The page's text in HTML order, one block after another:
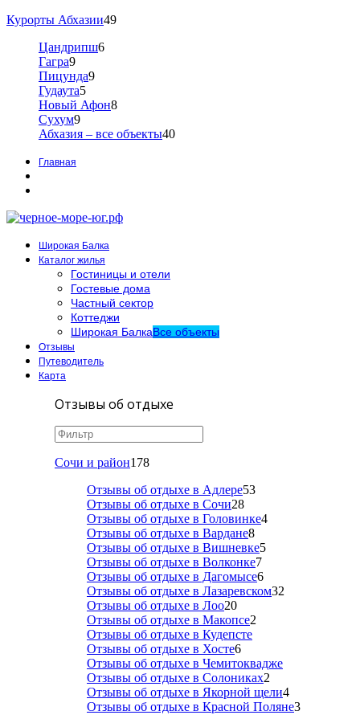
Курорты Абхазии49
Цандрипш6
Гагра9
Пицунда9
Гудаута5
Новый Афон8
Сухум9
Абхазия – все объекты40
Главная
Широкая Балка
Каталог жилья
Гостиницы и отели
Гостевые дома
Частный сектор
Коттеджи
Широкая БалкаВсе объекты
Отзывы
Путеводитель
Карта
Отзывы об отдыхе
Сочи и район178
Отзывы об отдыхе в Адлере53
Отзывы об отдыхе в Сочи28
Отзывы об отдыхе в Головинке4
Отзывы об отдыхе в Вардане8
Отзывы об отдыхе в Вишневке5
Отзывы об отдыхе в Волконке7
Отзывы об отдыхе в Дагомысе6
Отзывы об отдыхе в Лазаревском32
Отзывы об отдыхе в Лоо20
Отзывы об отдыхе в Макопсе2
Отзывы об отдыхе в Кудепсте
Отзывы об отдыхе в Хосте6
Отзывы об отдыхе в Чемитоквадже
Отзывы об отдыхе в Солониках2
Отзывы об отдыхе в Якорной щели4
Отзывы об отдыхе в Красной Поляне3